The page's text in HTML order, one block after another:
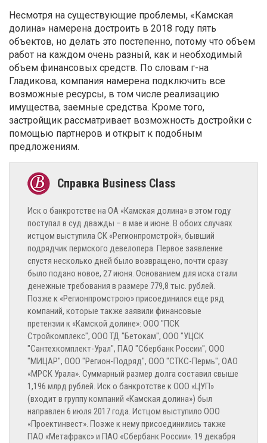
Несмотря на существующие проблемы, «Камская
долина» намерена достроить в 2018 году пять
объектов, но делать это постепенно, потому что объем
работ на каждом очень разный, как и необходимый
объем финансовых средств. По словам г-на
Гладикова, компания намерена подключить все
возможные ресурсы, в том числе реализацию
имущества, заемные средства. Кроме того,
застройщик рассматривает возможность достройки с
помощью партнеров и открыт к подобным
предложениям.
Иск о банкротстве на ОА «Камская долина» в этом году
поступал в суд дважды – в мае и июне. В обоих случаях
истцом выступила СК «Регионпромстрой», бывший
подрядчик пермского девелопера. Первое заявление
спустя несколько дней было возвращено, почти сразу
было подано новое, 27 июня. Основанием для иска стали
денежные требования в размере 779,8 тыс. рублей.
Позже к «Регионпромстрою» присоединился еще ряд
компаний, которые также заявили финансовые
претензии к «Камской долине»: ООО "ПСК
Стройкомплекс", ООО ТД "Бетокам", ООО "УЦСК
"Сантехкомплект-Урал", ПАО "Сбербанк России", ООО
"МИЦАР", ООО "Регион-Подряд", ООО "СТКС-Пермь", ОАО
«МРСК Урала». Суммарный размер долга составил свыше
1,196 млрд рублей. Иск о банкротстве к ООО «ЦУП»
(входит в группу компаний «Камская долина») был
направлен 6 июля 2017 года. Истцом выступило ООО
«Проектинвест». Позже к нему присоединились также
ПАО «Метафракс» и ПАО «Сбербанк России». 19 декабря